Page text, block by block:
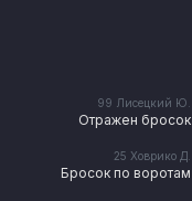
99 Лисецкий Ю.
Отражен бросок
25 Ховрико Д.
Бросок по воротам